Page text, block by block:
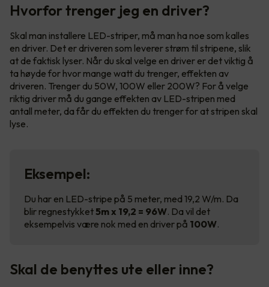
Hvorfor trenger jeg en driver?
Skal man installere LED-striper, må man ha noe som kalles
en driver. Det er driveren som leverer strøm til stripene, slik
at de faktisk lyser. Når du skal velge en driver er det viktig å
ta høyde for hvor mange watt du trenger, effekten av
driveren. Trenger du 50W, 100W eller 200W? For å velge
riktig driver må du gange effekten av LED-stripen med
antall meter, da får du effekten du trenger for at stripen skal
lyse.
Eksempel:
Du har en LED-stripe på 5 meter, med 19,2 W/m. Da
blir regnestykket5m x 19,2 = 96W. Da vil det
eksempelvis være nok med en driver på 100W.
Skal de benyttes ute eller inne?